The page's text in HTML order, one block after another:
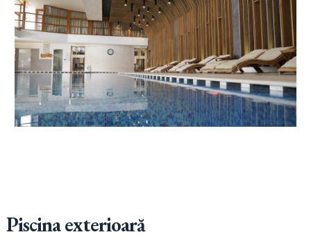
Piscinaexterioară